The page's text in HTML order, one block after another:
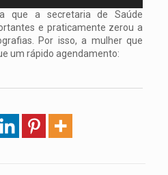
que a secretaria de Saúde
e praticamente zerou a
Por isso, a mulher que
um rápido agendamento: